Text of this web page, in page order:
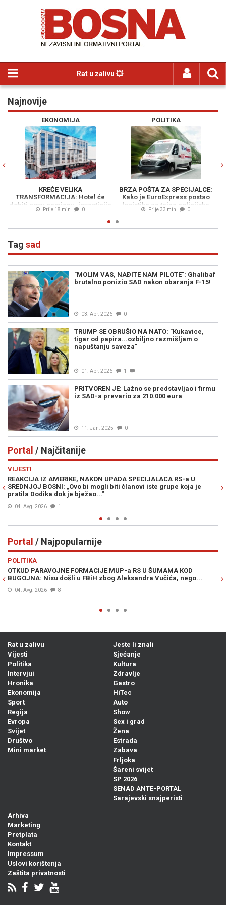
Rat u zalivu 💥
Najnovije
EKONOMIJA
KREĆE VELIKA
TRANSFORMACIJA: Hotel će
dobiti novu namjenu, investicija
vrijedna 23 miliona KM
Prije 18 min 0
POLITIKA
BRZA POŠTA ZA SPECIJALCE:
Kako je EuroExpress postao
logistika za tajne policijske
operacije MUP-a RS
Prije 33 min 0
Tag sad
"MOLIM VAS, NAĐITE NAM PILOTE": Ghalibaf
brutalno ponizio SAD nakon obaranja F-15!
03. Apr. 2026 0
TRUMP SE OBRUŠIO NA NATO: "Kukavice,
tigar od papira...ozbiljno razmišljam o
napuštanju saveza"
01. Apr. 2026 1
PRITVOREN JE: Lažno se predstavljao i firmu
iz SAD-a prevario za 210.000 eura
11. Jan. 2025 0
Portal / Najčitanije
VIJESTI
REAKCIJA IZ AMERIKE, NAKON UPADA SPECIJALACA RS-a U
SREDNJOJ BOSNI: „Ovo bi mogli biti članovi iste grupe koja je
pratila Dodika dok je bježao...“
04. Avg. 2026 1
Portal / Najpopularnije
POLITIKA
OTKUD PARAVOJNE FORMACIJE MUP-a RS U ŠUMAMA KOD
BUGOJNA: Nisu došli u FBiH zbog Aleksandra Vučića, nego...
04. Avg. 2026 8
Rat u zalivu
Vijesti
Politika
Intervjui
Hronika
Ekonomija
Sport
Regija
Evropa
Svijet
Društvo
Mini market
Jeste li znali
Sjećanje
Kultura
Zdravlje
Gastro
HiTec
Auto
Show
Sex i grad
Žena
Estrada
Zabava
Frljoka
Šareni svijet
SP 2026
SENAD ANTE-PORTAL
Sarajevski snajperisti
Arhiva
Marketing
Pretplata
Kontakt
Impressum
Uslovi korištenja
Zaštita privatnosti